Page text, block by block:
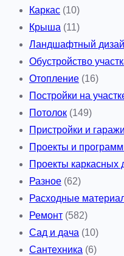
Каркас (10)
Крыша (11)
Ландшафтный
Обустройство
Отопление (16)
Постройки на
Потолок (149)
Пристройки и гаражи
Проекты и
Проекты каркасных
Разное (62)
Расходные
Ремонт (582)
Сад и дача (10)
Сантехника (6)